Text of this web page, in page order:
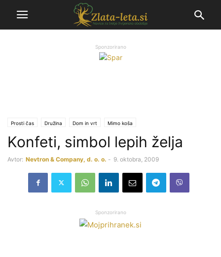
Sponzorirano
Prosti čas Družina Dom in vrt Mimo koša
Konfeti, simbol lepih želja
Avtor: Nevtron & Company, d. o. o. - 9. oktobra, 2009
Sponzorirano